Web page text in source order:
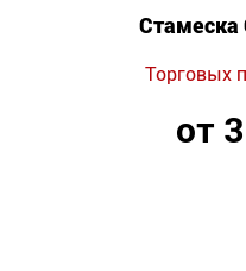
Стамеска
Торговых
от